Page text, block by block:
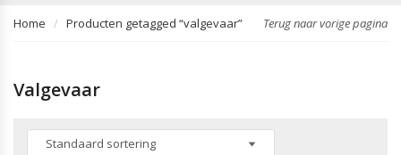
Home Producten getagged “valgevaar” Terug naar vorige pagina
Valgevaar